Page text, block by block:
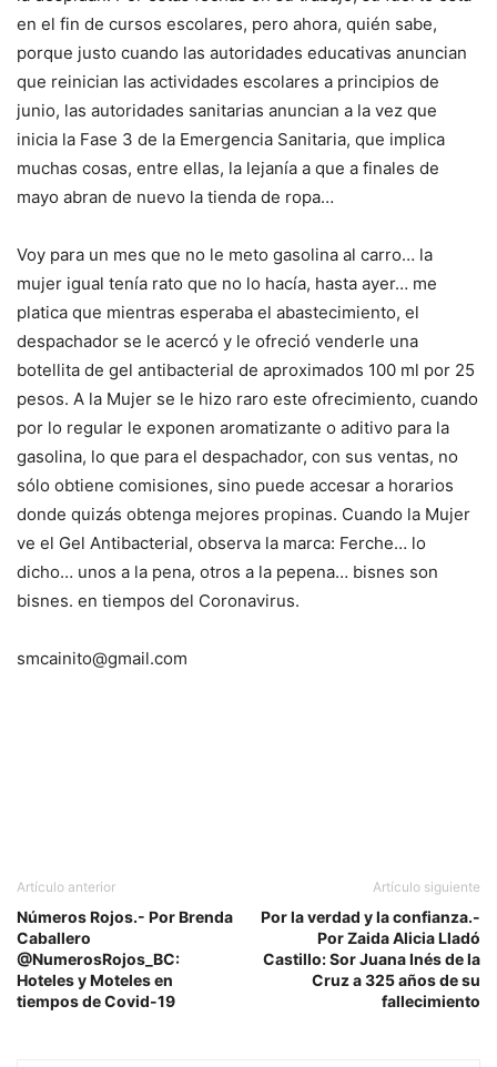
en el fin de cursos escolares, pero ahora, quién sabe,
porque justo cuando las autoridades educativas anuncian
que reinician las actividades escolares a principios de
junio, las autoridades sanitarias anuncian a la vez que
inicia la Fase 3 de la Emergencia Sanitaria, que implica
muchas cosas, entre ellas, la lejanía a que a finales de
mayo abran de nuevo la tienda de ropa…
Voy para un mes que no le meto gasolina al carro… la
mujer igual tenía rato que no lo hacía, hasta ayer… me
platica que mientras esperaba el abastecimiento, el
despachador se le acercó y le ofreció venderle una
botellita de gel antibacterial de aproximados 100 ml por 25
pesos. A la Mujer se le hizo raro este ofrecimiento, cuando
por lo regular le exponen aromatizante o aditivo para la
gasolina, lo que para el despachador, con sus ventas, no
sólo obtiene comisiones, sino puede accesar a horarios
donde quizás obtenga mejores propinas. Cuando la Mujer
ve el Gel Antibacterial, observa la marca: Ferche… lo
dicho… unos a la pena, otros a la pepena… bisnes son
bisnes. en tiempos del Coronavirus.
smcainito@gmail.com
Artículo anterior
Números Rojos.- Por Brenda
Caballero
@NumerosRojos_BC:
Hoteles y Moteles en
tiempos de Covid-19
Artículo siguiente
Por la verdad y la confianza.-
Por Zaida Alicia Lladó
Castillo: Sor Juana Inés de la
Cruz a 325 años de su
fallecimiento